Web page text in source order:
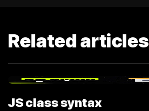
Related articles
JS class syntax